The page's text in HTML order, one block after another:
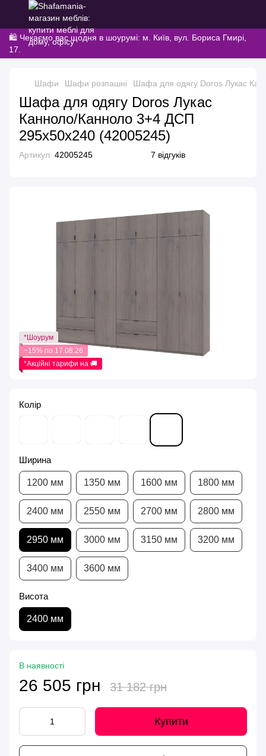
🛍️ Чекаємо вас щодня в шоурумі: м. Київ, вул. Бориса Гмирі,
17.
Шафи Шафи розпашні Шафа для одягу Doros Лукас
Шафа для одягу Doros Лукас
Канноло/Канноло 3+4 ДСП
295х50х240 (42005245)
Артикул: 42005245 7 відгуків
*Шоурум
−15% по 17.08.26
*Акційні тарифи на 🚚
Колір
Ширина
1200 мм 1350 мм 1600 мм 1800 мм
2400 мм 2550 мм 2700 мм 2800 мм
2950 мм 3000 мм 3150 мм 3200 мм
3400 мм 3600 мм
Висота
2400 мм
В наявності
26 505 грн 31 182 грн
Купити